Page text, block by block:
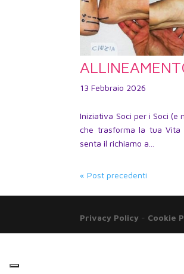
13 Febbraio 2026
Iniziativa Soci per i Soci (e
che trasforma la tua Vita
senta il richiamo a...
« Post precedenti
Privacy Policy - Cookie